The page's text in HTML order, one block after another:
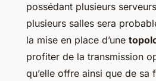
possédant plusieurs
plusieurs salles sera
la mise en place d’une
profiter de la transmission
qu’elle offre ainsi que de sa